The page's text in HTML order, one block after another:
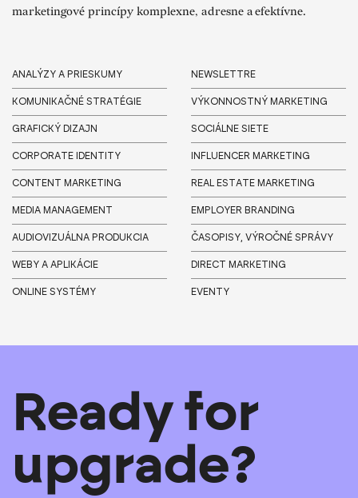
marketingové princípy komplexne, adresne a efektívne.
ANALÝZY A PRIESKUMY
KOMUNIKAČNÉ STRATÉGIE
GRAFICKÝ DIZAJN
CORPORATE IDENTITY
CONTENT MARKETING
MEDIA MANAGEMENT
AUDIOVIZUÁLNA PRODUKCIA
WEBY A APLIKÁCIE
ONLINE SYSTÉMY
NEWSLETTRE
VÝKONNOSTNÝ MARKETING
SOCIÁLNE SIETE
INFLUENCER MARKETING
REAL ESTATE MARKETING
EMPLOYER BRANDING
ČASOPISY, VÝROČNÉ SPRÁVY
DIRECT MARKETING
EVENTY
Ready for
upgrade?